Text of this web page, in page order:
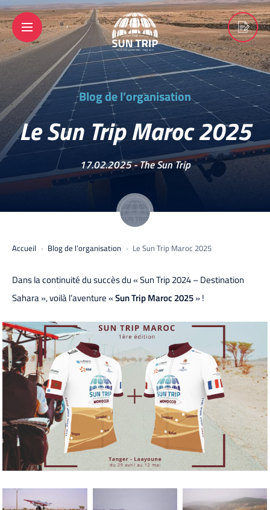
Blog de l’organisation
Le Sun Trip Maroc 2025
17.02.2025 -The Sun Trip
Accueil Blog de l’organisation Le Sun Trip Maroc 2025
Dans la continuité du succès du « Sun Trip 2024 – Destination
Sahara », voilà l’aventure «Sun Trip Maroc 2025» !